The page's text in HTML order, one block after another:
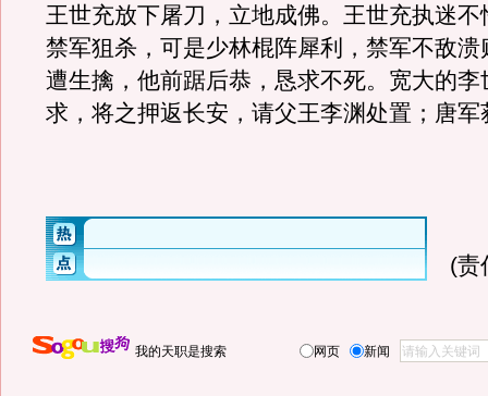
王世充放下屠刀，立地成佛。王世充执迷不
禁军狙杀，可是少林棍阵犀利，禁军不敌溃
遭生擒，他前踞后恭，恳求不死。宽大的李
求，将之押返长安，请父王李渊处置；唐军
(责
我的天职是搜索 网页 新闻